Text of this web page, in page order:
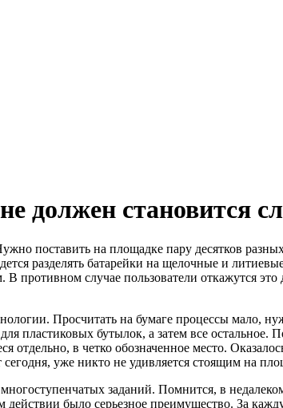
должен становится
поставить на площадке пару десятков
разделять батарейки на щелочные и
случае пользователи откажутся это
Просчитать на бумаге процессы мало,
пластиковых бутылок, а затем все
отдельно, в четко обозначенное место.
уже никто не удивляется стоящим на
заданий. Помнится, в
было серьезное преимущество. За